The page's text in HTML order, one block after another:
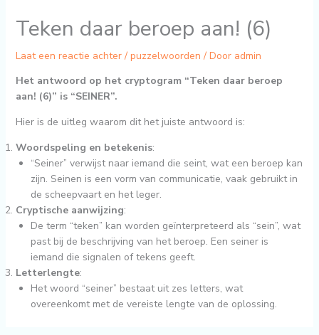
Teken daar beroep aan! (6)
Laat een reactie achter / puzzelwoorden / Door admin
Het antwoord op het cryptogram “Teken daar beroep
aan! (6)” is “SEINER”.
Hier is de uitleg waarom dit het juiste antwoord is:
Woordspeling en betekenis:
“Seiner” verwijst naar iemand die seint, wat een beroep kan
zijn. Seinen is een vorm van communicatie, vaak gebruikt in
de scheepvaart en het leger.
Cryptische aanwijzing:
De term “teken” kan worden geïnterpreteerd als “sein”, wat
past bij de beschrijving van het beroep. Een seiner is
iemand die signalen of tekens geeft.
Letterlengte:
Het woord “seiner” bestaat uit zes letters, wat
overeenkomt met de vereiste lengte van de oplossing.